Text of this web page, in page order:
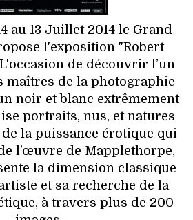
BEAUTÉ
DE RUE
CRÉATEURS
DES MARQUES
DÉCO
& LOISIRS
au 13 Juillet 2014 le Grand
l'exposition "Robert
de découvrir l’un
maîtres de la photographie
un noir et blanc extrêmement
portraits, nus, et natures
la puissance érotique qui
l’œuvre de Mapplethorpe,
la dimension classique
et sa recherche de la
à travers plus de 200